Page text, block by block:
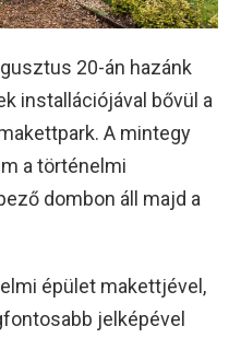
20-án hazánk
installációjával bővül a
A mintegy
a történelmi
dombon áll majd a
épület makettjével,
jelképével